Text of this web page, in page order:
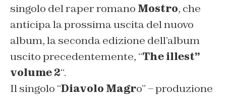
singolo del raper romano Mostro, che
anticipa la prossima uscita del nuovo
album, la seconda edizione dell’album
uscito precedentemente, “The illest”
volume 2“.
Il singolo “Diavolo Magro” – produzione